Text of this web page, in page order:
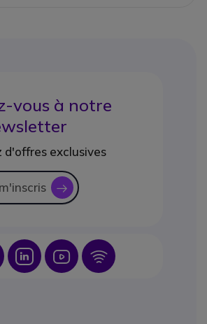
vous à notre
exclusives
icon
IconIcon Icon Icon